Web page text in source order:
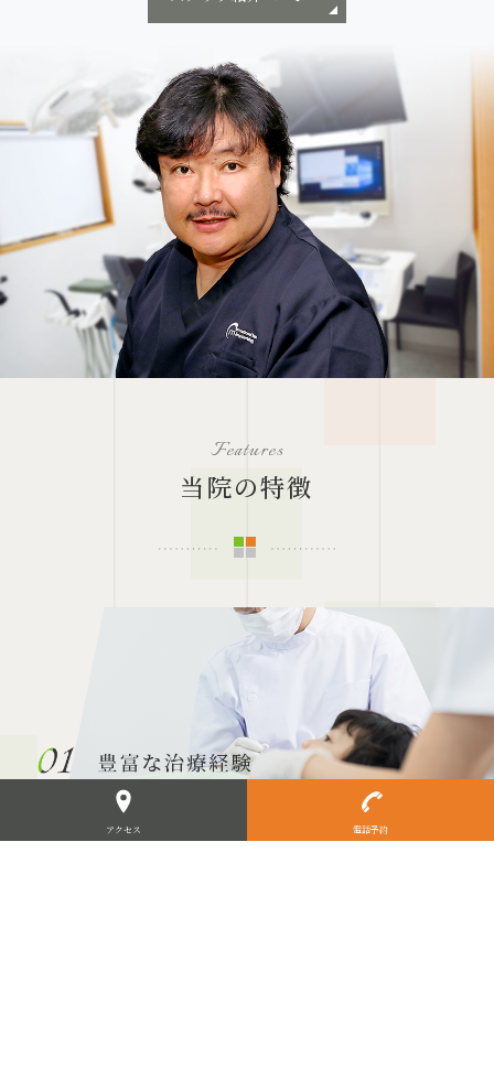
当院の特徴
アクセス 電話予約